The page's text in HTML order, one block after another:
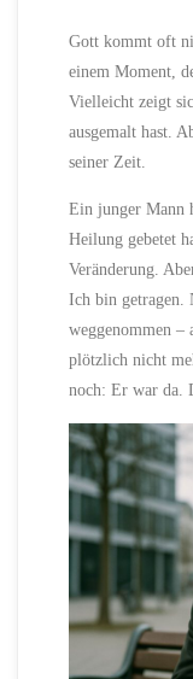
Gott kommt oft
einem Moment,
Vielleicht zeigt
ausgemalt hast.
seiner Zeit.
Ein junger Mann
Heilung gebetet
Veränderung.
Ich bin getragen.
weggenommen –
plötzlich nicht
noch: Er war da.